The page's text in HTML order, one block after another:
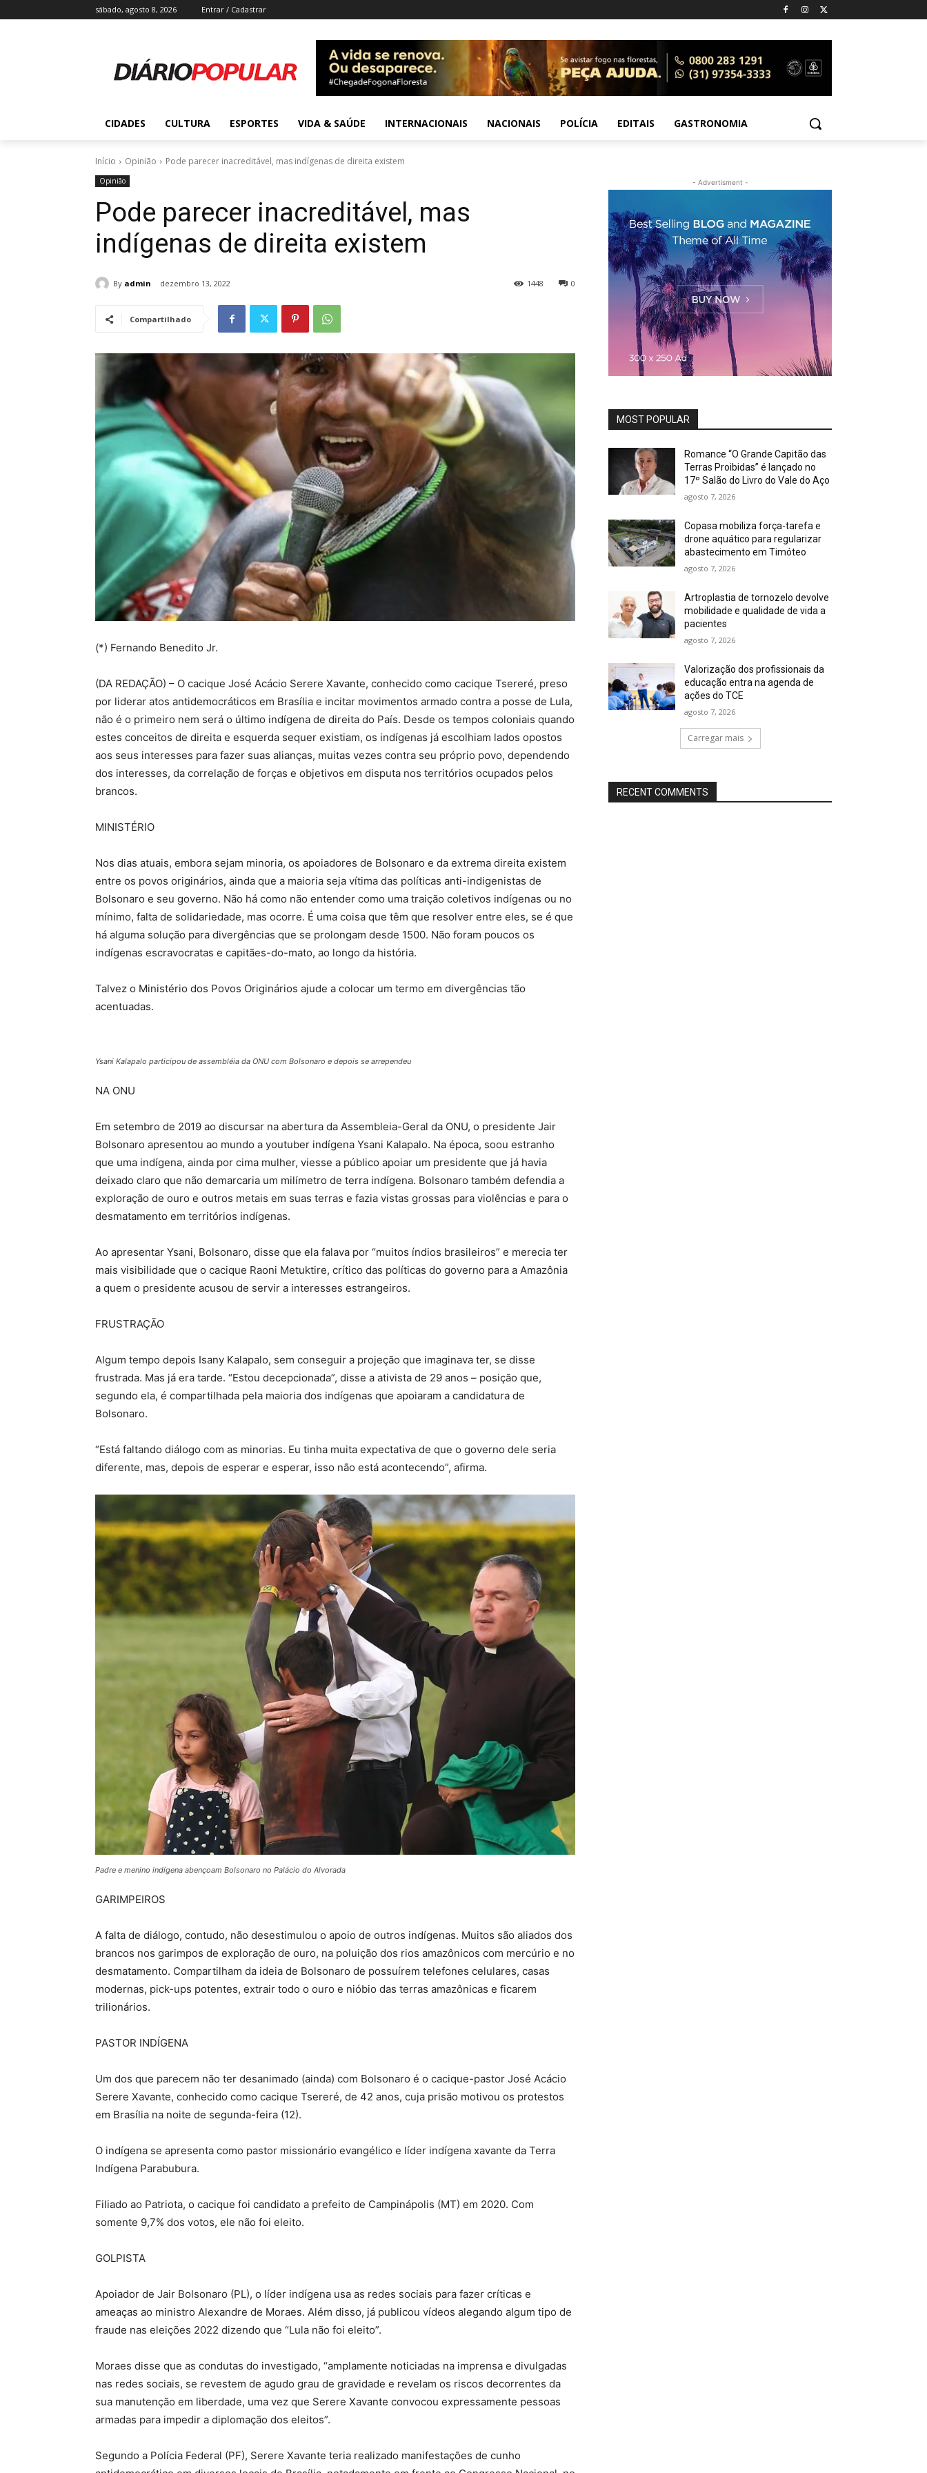
sábado, agosto 8, 2026 Entrar / Cadastrar
CIDADES CULTURA ESPORTES VIDA & SAÚDE INTERNACIONAIS NACIONAIS POLÍCIA EDITAIS GASTRONOMIA
Início Opinião Pode parecer inacreditável, mas indígenas de direita existem
Opinião
Pode parecer inacreditável, mas
indígenas de direita existem
By admin dezembro 13, 2022 0
1448
Compartilhado
(*) Fernando Benedito Jr.
(DA REDAÇÃO) – O cacique José Acácio Serere Xavante, conhecido como cacique Tsereré, preso
por liderar atos antidemocráticos em Brasília e incitar movimentos armado contra a posse de Lula,
não é o primeiro nem será o último indígena de direita do País. Desde os tempos coloniais quando
estes conceitos de direita e esquerda sequer existiam, os indígenas já escolhiam lados opostos
aos seus interesses para fazer suas alianças, muitas vezes contra seu próprio povo, dependendo
dos interesses, da correlação de forças e objetivos em disputa nos territórios ocupados pelos
brancos.
MINISTÉRIO
Nos dias atuais, embora sejam minoria, os apoiadores de Bolsonaro e da extrema direita existem
entre os povos originários, ainda que a maioria seja vítima das políticas anti-indigenistas de
Bolsonaro e seu governo. Não há como não entender como uma traição coletivos indígenas ou no
mínimo, falta de solidariedade, mas ocorre. É uma coisa que têm que resolver entre eles, se é que
há alguma solução para divergências que se prolongam desde 1500. Não foram poucos os
indígenas escravocratas e capitães-do-mato, ao longo da história.
Talvez o Ministério dos Povos Originários ajude a colocar um termo em divergências tão
acentuadas.
Ysani Kalapalo participou de assembléia da ONU com Bolsonaro e depois se arrependeu
NA ONU
Em setembro de 2019 ao discursar na abertura da Assembleia-Geral da ONU, o presidente Jair
Bolsonaro apresentou ao mundo a youtuber indígena Ysani Kalapalo. Na época, soou estranho
que uma indígena, ainda por cima mulher, viesse a público apoiar um presidente que já havia
deixado claro que não demarcaria um milímetro de terra indígena. Bolsonaro também defendia a
exploração de ouro e outros metais em suas terras e fazia vistas grossas para violências e para o
desmatamento em territórios indígenas.
Ao apresentar Ysani, Bolsonaro, disse que ela falava por “muitos índios brasileiros” e merecia ter
mais visibilidade que o cacique Raoni Metuktire, crítico das políticas do governo para a Amazônia
a quem o presidente acusou de servir a interesses estrangeiros.
FRUSTRAÇÃO
Algum tempo depois Isany Kalapalo, sem conseguir a projeção que imaginava ter, se disse
frustrada. Mas já era tarde. “Estou decepcionada”, disse a ativista de 29 anos – posição que,
segundo ela, é compartilhada pela maioria dos indígenas que apoiaram a candidatura de
Bolsonaro.
“Está faltando diálogo com as minorias. Eu tinha muita expectativa de que o governo dele seria
diferente, mas, depois de esperar e esperar, isso não está acontecendo”, afirma.
Padre e menino indígena abençoam Bolsonaro no Palácio do Alvorada
GARIMPEIROS
A falta de diálogo, contudo, não desestimulou o apoio de outros indígenas. Muitos são aliados dos
brancos nos garimpos de exploração de ouro, na poluição dos rios amazônicos com mercúrio e no
desmatamento. Compartilham da ideia de Bolsonaro de possuírem telefones celulares, casas
modernas, pick-ups potentes, extrair todo o ouro e nióbio das terras amazônicas e ficarem
trilionários.
PASTOR INDÍGENA
Um dos que parecem não ter desanimado (ainda) com Bolsonaro é o cacique-pastor José Acácio
Serere Xavante, conhecido como cacique Tsereré, de 42 anos, cuja prisão motivou os protestos
em Brasília na noite de segunda-feira (12).
O indígena se apresenta como pastor missionário evangélico e líder indígena xavante da Terra
Indígena Parabubura.
Filiado ao Patriota, o cacique foi candidato a prefeito de Campinápolis (MT) em 2020. Com
somente 9,7% dos votos, ele não foi eleito.
GOLPISTA
Apoiador de Jair Bolsonaro (PL), o líder indígena usa as redes sociais para fazer críticas e
ameaças ao ministro Alexandre de Moraes. Além disso, já publicou vídeos alegando algum tipo de
fraude nas eleições 2022 dizendo que “Lula não foi eleito”.
Moraes disse que as condutas do investigado, “amplamente noticiadas na imprensa e divulgadas
nas redes sociais, se revestem de agudo grau de gravidade e revelam os riscos decorrentes da
sua manutenção em liberdade, uma vez que Serere Xavante convocou expressamente pessoas
armadas para impedir a diplomação dos eleitos”.
Segundo a Polícia Federal (PF), Serere Xavante teria realizado manifestações de cunho
- Advertisment -
MOST POPULAR
Romance “O Grande Capitão das
Terras Proibidas” é lançado no
17º Salão do Livro do Vale do Aço
agosto 7, 2026
Copasa mobiliza força-tarefa e
drone aquático para regularizar
abastecimento em Timóteo
agosto 7, 2026
Artroplastia de tornozelo devolve
mobilidade e qualidade de vida a
pacientes
agosto 7, 2026
Valorização dos profissionais da
educação entra na agenda de
ações do TCE
agosto 7, 2026
Carregar mais
RECENT COMMENTS